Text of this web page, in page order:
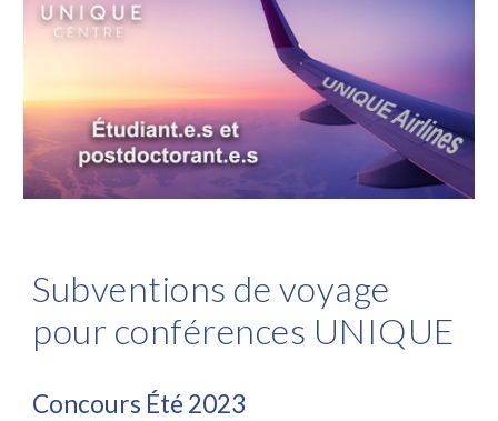
Subventions de voyage
pour conférences UNIQUE
Concours Été 2023